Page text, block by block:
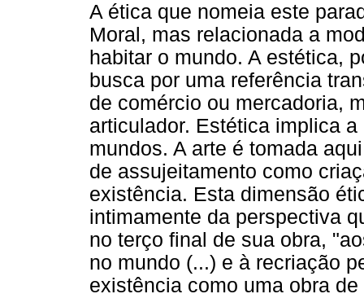
A ética que nomeia este
Moral, mas relacionada a
habitar o mundo. A estética,
busca por uma referência
de comércio ou mercadoria,
articulador. Estética implica
mundos. A arte é tomada
de assujeitamento como
existência. Esta dimensão
intimamente da perspectiva
no terço final de sua obra,
no mundo (...) e à recriação
existência como uma obra